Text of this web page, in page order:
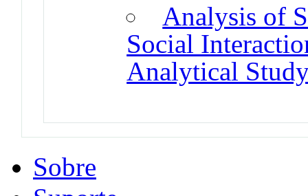
Analysis of
Social
Analytical
Sobre